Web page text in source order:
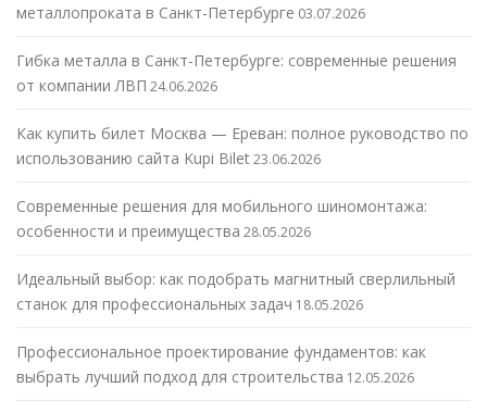
металлопроката в Санкт-Петербурге 03.07.2026
Гибка металла в Санкт-Петербурге: современные решения
от компании ЛВП 24.06.2026
Как купить билет Москва — Ереван: полное руководство по
использованию сайта Kupi Bilet23.06.2026
Современные решения для мобильного шиномонтажа:
особенности и преимущества 28.05.2026
Идеальный выбор: как подобрать магнитный сверлильный
станок для профессиональных задач 18.05.2026
Профессиональное проектирование фундаментов: как
выбрать лучший подход для строительства 12.05.2026